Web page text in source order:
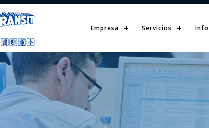
Empresa Servicios